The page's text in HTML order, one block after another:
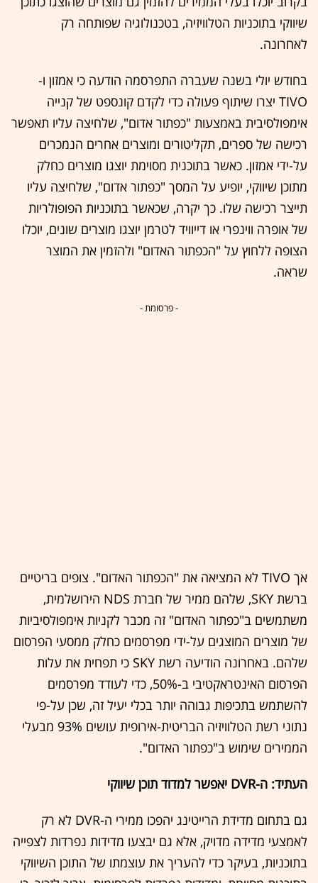
שיווקי בתוכניות הטלוויזיה, בטכנולוגיה שפותחה רק
לאחרונה.
בחודש יולי בשנה שעברה התפרסמה הודעה כי אמזון ו-
TIVO יצרו שיתוף פעולה כדי לקדם קונספט של קנייה
אימפולסיבית באמצעות "כפתור אדום", שלחיצה עליו תאפשר
רכישה של ספרים, תקליטורים ומוצרים אחרים הנמכרים
על-ידי אמזון. כאשר בתוכנית מסוימת יוצגו מוצרים כחלק
מתוכן שיווקי, יופיע על המסך "כפתור אדום", שלחיצה עליו
תייצר רכישה שלו. כך יקרה, שכאשר בתוכניות הפופולריות
של אופרה ווינפרי או דייוויד לטרמן יוצגו מוצרים שונים, יוכלו
הצופה ללחוץ על "הכפתור האדום" ולהזמין את המוצר
שראה.
- פרסומת -
אך TIVO לא המציאה את "הכפתור האדום". צופים בריטיים
ברשת SKY, שלהם ממיר של חברת NDS הירושלמית,
משתמשים ב"כפתור האדום" זה מכבר לקניות אימפולסיביות
של מוצרים המוצגים על-ידי מפרסמים כחלק ממסעי הפרסום
שלהם. באחרונה הודיעה רשת SKY כי תפחית את עלות
הפרסום האינטראקטיבי ב-50%, כדי לעודד מפרסמים
להשתמש בתכיפות גבוהה יותר בכלי יעיל זה, שכן על-פי
נתוני רשת הטלוויזיה הבריטית-אירופית עושים 93% מבעלי
הממירים שימוש ב"כפתור האדום".
העתיד: ה-DVR יאפשר למדוד תוכן שיווקי
גם בתחום מדידת הרייטינג יהפכו ממירי ה-DVR לא רק
לאמצעי מדידה מדויק, אלא גם יבצעו מדידות נפרדות לצפייה
בתוכניות, בעיקר כדי להעריך את עוצמתו של התוכן השיווקי